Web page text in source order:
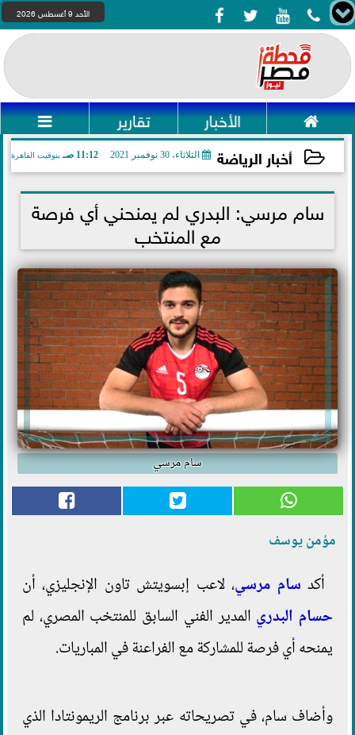
    الأحد 9 أغسطس 2026
 الأخبار تقارير 
أخبار الرياضة الثلاثاء، 30 نوفمبر 2021 11:12 صـ بتوقيت القاهرة
2021-11-30 11:12:35
سام مرسي: البدري لم يمنحني أي فرصة
مع المنتخب
سام مرسي
مؤمن يوسف
أكد سام مرسي، لاعب إبسويتش تاون الإنجليزي، أن
حسام البدري المدير الفني السابق للمنتخب المصري، لم
يمنحه أي فرصة للمشاركة مع الفراعنة في المباريات.
وأضاف سام، في تصريحاته عبر برنامج الريمونتادا الذي